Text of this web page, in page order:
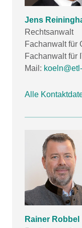
Jens
Rechtsanwalt
Fachanwalt für
Fachanwalt für
Mail:
Alle
Rainer Robbel